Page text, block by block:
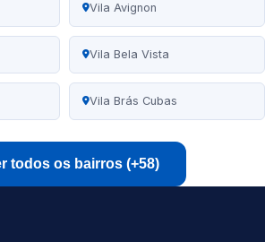
Vila Avignon
Vila Bela Vista
Vila Brás Cubas
todos os bairros (+58)